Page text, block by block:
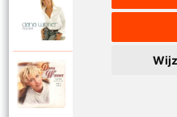
Dana Winner